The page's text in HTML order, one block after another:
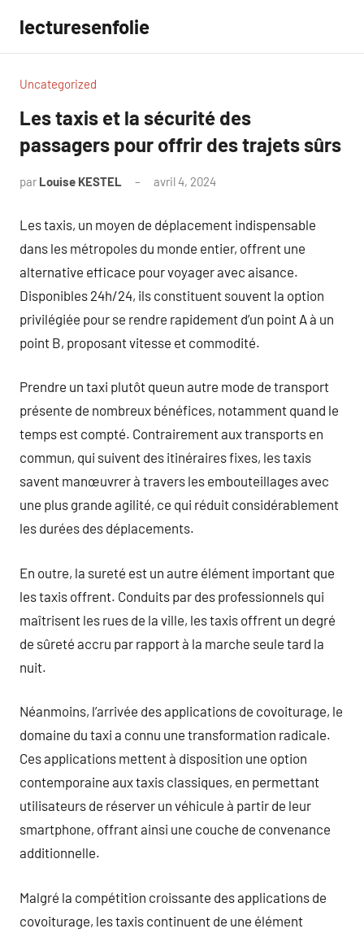
contenu
lecturesenfolie
Uncategorized
Les taxis et la sécurité des
passagers pour offrir des trajets sûrs
par Louise KESTEL avril 4, 2024
Les taxis, un moyen de déplacement indispensable
dans les métropoles du monde entier, offrent une
alternative efficace pour voyager avec aisance.
Disponibles 24h/24, ils constituent souvent la option
privilégiée pour se rendre rapidement d’un point A à un
point B, proposant vitesse et commodité.
Prendre un taxi plutôt queun autre mode de transport
présente de nombreux bénéfices, notamment quand le
temps est compté. Contrairement aux transports en
commun, qui suivent des itinéraires fixes, les taxis
savent manœuvrer à travers les embouteillages avec
une plus grande agilité, ce qui réduit considérablement
les durées des déplacements.
En outre, la sureté est un autre élément important que
les taxis offrent. Conduits par des professionnels qui
maîtrisent les rues de la ville, les taxis offrent un degré
de sûreté accru par rapport à la marche seule tard la
nuit.
Néanmoins, l’arrivée des applications de covoiturage, le
domaine du taxi a connu une transformation radicale.
Ces applications mettent à disposition une option
contemporaine aux taxis classiques, en permettant
utilisateurs de réserver un véhicule à partir de leur
smartphone, offrant ainsi une couche de convenance
additionnelle.
Malgré la compétition croissante des applications de
covoiturage, les taxis continuent de une élément